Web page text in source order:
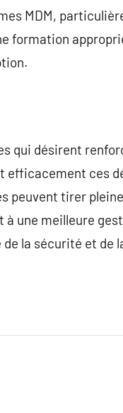
MDM,
formation
qui désirent
efficacement ces
peuvent tirer
à une meilleure
la sécurité et de